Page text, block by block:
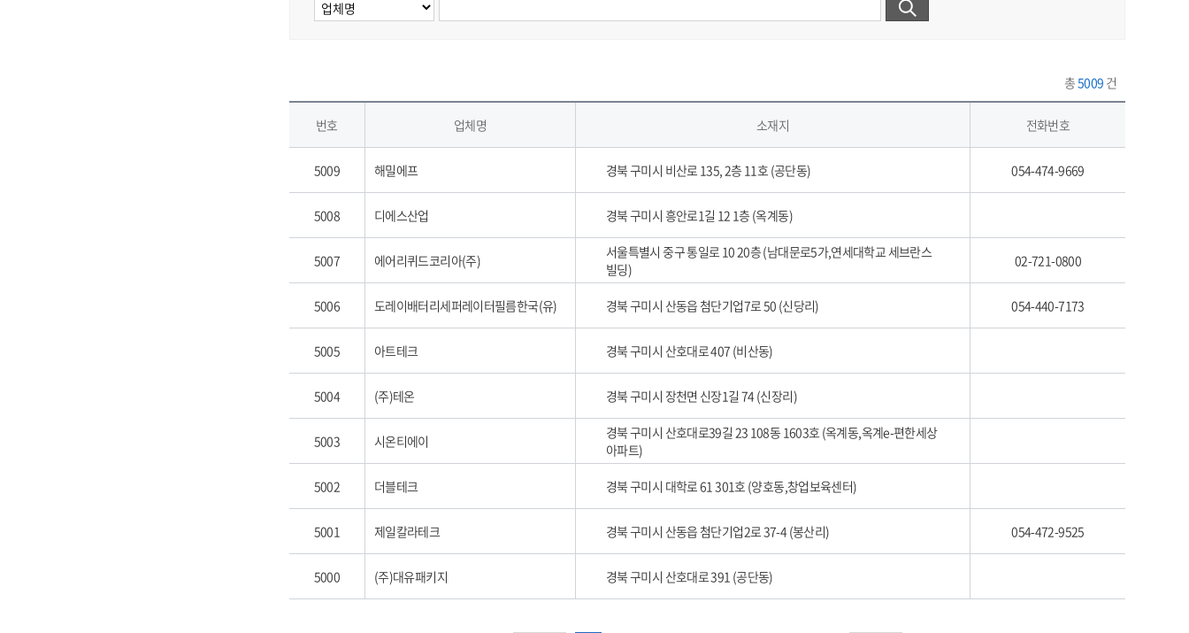
총5009 건
번호 업체명 소재지 전화번호
5009 해밀에프 경북 구미시 비산로 135, 2층 11호 (공단동) 054-474-9669
5008 디에스산업 경북 구미시 흥안로1길 12 1층 (옥계동)
5007 에어리퀴드코리아(주)
서울특별시 중구 통일로 10 20층 (남대문로5가,연세대학교 세브란스
빌딩)
02-721-0800
5006 도레이배터리세퍼레이터필름한국(유) 경북 구미시 산동읍 첨단기업7로 50 (신당리) 054-440-7173
5005 아트테크 경북 구미시 산호대로 407 (비산동)
5004 (주)테온 경북 구미시 장천면 신장1길 74 (신장리)
5003 시온티에이
경북 구미시 산호대로39길 23 108동 1603호 (옥계동,옥계e-편한세상
아파트)
5002 더블테크 경북 구미시 대학로 61 301호 (양호동,창업보육센터)
5001 제일칼라테크 경북 구미시 산동읍 첨단기업2로 37-4 (봉산리) 054-472-9525
5000 (주)대유패키지 경북 구미시 산호대로 391 (공단동)